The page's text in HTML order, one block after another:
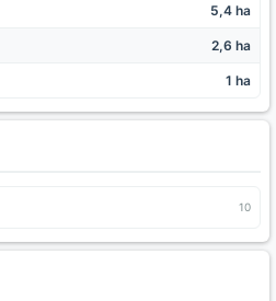
5,4 ha
2,6 ha
1 ha
10